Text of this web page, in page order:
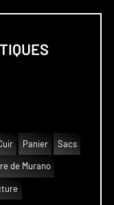
Panier Sacs
de Murano